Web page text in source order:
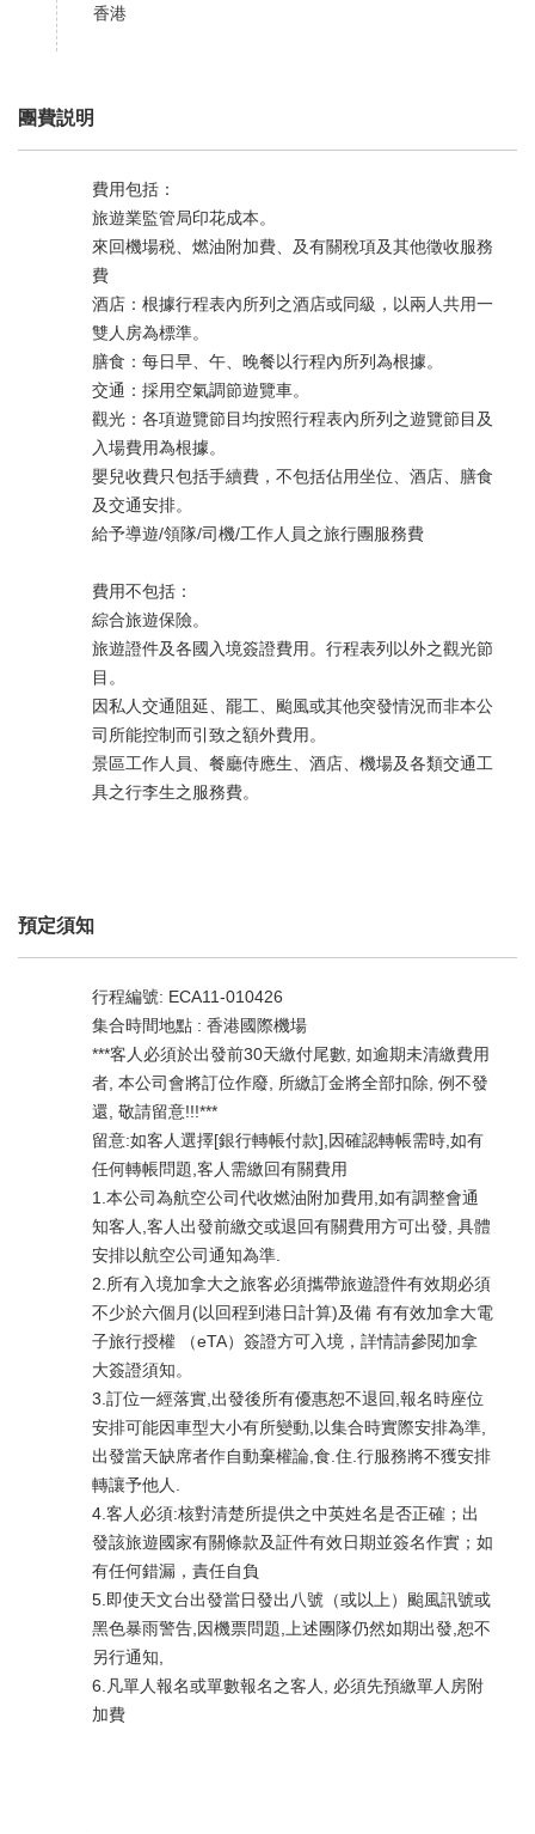
香港
團費説明
費用包括：
旅遊業監管局印花成本。
來回機場税、燃油附加費、及有關稅項及其他徵收服務
費
酒店：根據行程表內所列之酒店或同級，以兩人共用一
雙人房為標準。
膳食：每日早、午、晚餐以行程內所列為根據。
交通：採用空氣調節遊覽車。
觀光：各項遊覽節目均按照行程表內所列之遊覽節目及
入場費用為根據。
嬰兒收費只包括手續費，不包括佔用坐位、酒店、膳食
及交通安排。
給予導遊/領隊/司機/工作人員之旅行團服務費
費用不包括：
綜合旅遊保險。
旅遊證件及各國入境簽證費用。行程表列以外之觀光節
目。
因私人交通阻延、罷工、颱風或其他突發情況而非本公
司所能控制而引致之額外費用。
景區工作人員、餐廳侍應生、酒店、機場及各類交通工
具之行李生之服務費。
預定須知
行程編號: ECA11-010426
集合時間地點 : 香港國際機場
***客人必須於出發前30天繳付尾數, 如逾期未清繳費用
者, 本公司會將訂位作廢, 所繳訂金將全部扣除, 例不發
還, 敬請留意!!!***
留意:如客人選擇[銀行轉帳付款],因確認轉帳需時,如有
任何轉帳問題,客人需繳回有關費用
1.本公司為航空公司代收燃油附加費用,如有調整會通
知客人,客人出發前繳交或退回有關費用方可出發, 具體
安排以航空公司通知為準.
2.所有入境加拿大之旅客必須攜帶旅遊證件有效期必須
不少於六個月(以回程到港日計算)及備 有有效加拿大電
子旅行授權 （eTA）簽證方可入境，詳情請參閱加拿
大簽證須知。
3.訂位一經落實,出發後所有優惠恕不退回,報名時座位
安排可能因車型大小有所變動,以集合時實際安排為準,
出發當天缺席者作自動棄權論,食.住.行服務將不獲安排
轉讓予他人.
4.客人必須:核對清楚所提供之中英姓名是否正確；出
發該旅遊國家有關條款及証件有效日期並簽名作實；如
有任何錯漏，責任自負
5.即使天文台出發當日發出八號（或以上）颱風訊號或
黑色暴雨警告,因機票問題,上述團隊仍然如期出發,恕不
另行通知,
6.凡單人報名或單數報名之客人, 必須先預繳單人房附
加費